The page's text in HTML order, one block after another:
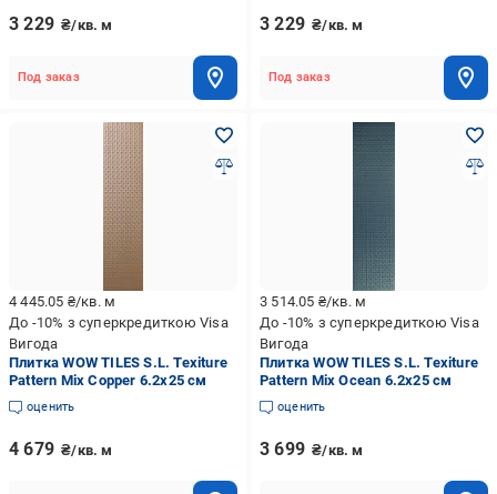
3 229 ₴/кв. м
Под заказ
3 229 ₴/кв. м
Под заказ
4 445.05 ₴/кв. м
До -10% з суперкредиткою Visa
Вигода
Плитка WOW TILES S.L. Texiture
Pattern Mix Copper 6.2x25 см
оценить
4 679 ₴/кв. м
3 514.05 ₴/кв. м
До -10% з суперкредиткою Visa
Вигода
Плитка WOW TILES S.L. Texiture
Pattern Mix Ocean 6.2x25 см
оценить
3 699 ₴/кв. м